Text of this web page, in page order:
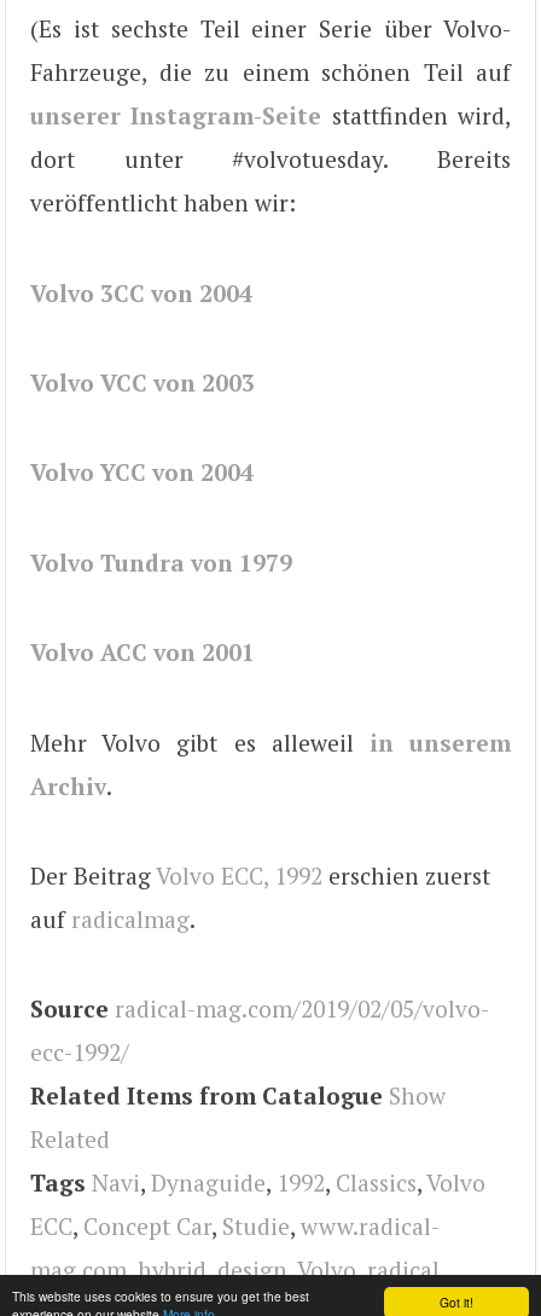
Got it!
This website uses cookies to ensure you get the best
(Es ist sechste Teil einer Serie über Volvo-
Fahrzeuge, die zu einem schönen Teil auf
unserer Instagram-Seite stattfinden wird,
dort unter #volvotuesday. Bereits
veröffentlicht haben wir:
Volvo 3CC von 2004
Volvo VCC von 2003
Volvo YCC von 2004
Volvo Tundra von 1979
Volvo ACC von 2001
Mehr Volvo gibt es alleweil in unserem
Archiv.
Der BeitragVolvo ECC, 1992 erschien zuerst
auf radicalmag.
Source radical-mag.com/2019/02/05/volvo-
ecc-1992/
Related Items from Catalogue Show
Related
Tags Navi, Dynaguide, 1992, Classics,Volvo
ECC, Concept Car, Studie, www.radical-
mag.com,hybrid,design,Volvo,radical